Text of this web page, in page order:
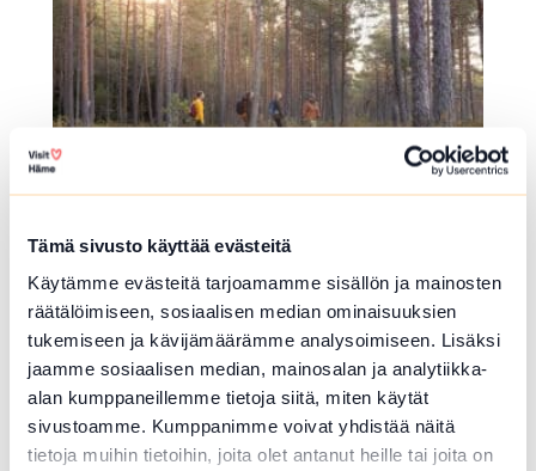
Tämä sivusto käyttää evästeitä
Käytämme evästeitä tarjoamamme sisällön ja mainosten
räätälöimiseen, sosiaalisen median ominaisuuksien
tukemiseen ja kävijämäärämme analysoimiseen. Lisäksi
jaamme sosiaalisen median, mainosalan ja analytiikka-
alan kumppaneillemme tietoja siitä, miten käytät
sivustoamme. Kumppanimme voivat yhdistää näitä
tietoja muihin tietoihin, joita olet antanut heille tai joita on
KÄVELYREITTI/ULKOILUREITTI
Pappilanniemen rantareitti
Kinnalantie 1 , Hattula
Lue lisää luontokohteesta Pappilanniemen rantareitti
LUISTELUKENTTÄ